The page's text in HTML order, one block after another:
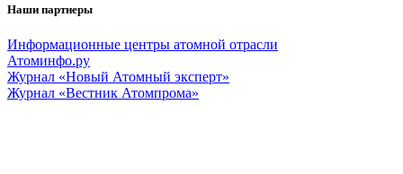
Наши партнеры
Информационные центры атомной отрасли
Атоминфо.ру
Журнал «Новый Атомный эксперт»
Журнал «Вестник Атомпрома»